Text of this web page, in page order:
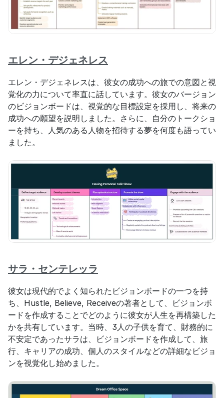
エレン・デジェネレス
エレン・デジェネレスは、彼女の成功への旅での意図と視
覚化の力について率直に話しています。彼女のバージョン
のビジョンボードは、視覚的な目標設定を採用し、将来の
成功への願望を説明しました。さらに、自分のトークショ
ーを持ち、人気のある人物を招待する夢を何度も語ってい
ました。
サラ・センテレッラ
彼女は現代的でよく知られたビジョンボードの一つを持
ち、Hustle, Believe, Receiveの著者として、ビジョンボ
ードを作成することでどのように彼女が人生を再構築した
かを共有しています。当時、3人の子供を育て、財務的に
不安定であったサラは、ビジョンボードを作成して、旅
行、キャリアの成功、個人のスタイルなどの詳細なビジョ
ンを視覚化し始めました。